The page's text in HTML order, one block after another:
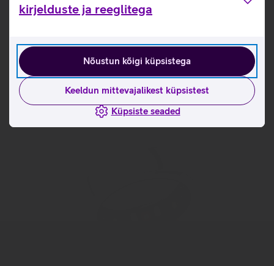
kirjelduste ja reeglitega
Nõustun kõigi küpsistega
Keeldun mittevajalikest küpsistest
Küpsiste seaded
Tutvu nutisõrmuse RingConn Gen 2 omaduste ja
kasutusviisidega tootja kodulehel
Seotud artiklid ja videod